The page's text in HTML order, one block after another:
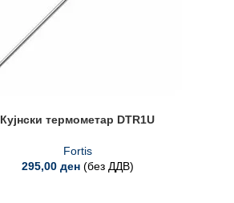
Кујнски термометар DTR1U
Fortis
295,00 ден (без ДДВ)